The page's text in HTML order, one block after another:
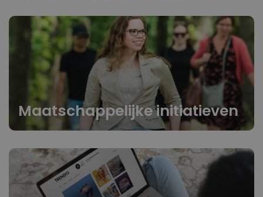
Maatschappelijke initiatieven